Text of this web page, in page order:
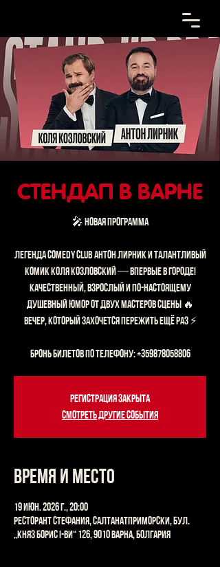
СТЕНДАП В ВАРНЕ
🎤 НОВАЯ ПРОГРАММА
Легенда Comedy Club Антон Лирник и талантливый
комик Коля Козловский — впервые в городе!
Качественный, взрослый и по-настоящему
душевный юмор от двух мастеров сцены 🔥
Вечер, который захочется пережить ещё раз ⚡
БРОНЬ БИЛЕТОВ ПО ТЕЛЕФОНУ: +359878058806
Регистрация закрыта
Смотреть другие события
Время и место
19 июн. 2026 г., 20:00
Ресторант Стефания, СалтанатПриморски, бул.
„Княз Борис I-ви“ 126, 9010 Варна, Болгария